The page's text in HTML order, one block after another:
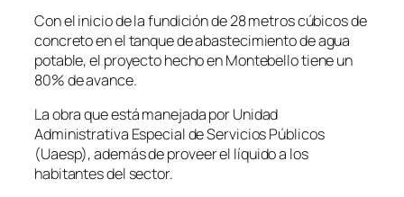
Con el inicio de la fundición de 28 metros cúbicos de
concreto en el tanque de abastecimiento de agua
potable, el proyecto hecho en Montebello tiene un
80% de avance.
La obra que está manejada por Unidad
Administrativa Especial de Servicios Públicos
(Uaesp), además de proveer el líquido a los
habitantes del sector.